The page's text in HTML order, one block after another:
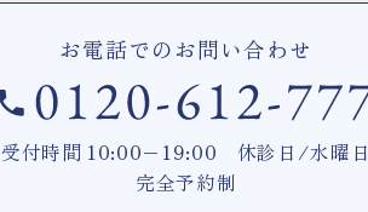
お電話でのお問い合わせ
受付時間 10:00−19:00 休診日/水曜日
完全予約制